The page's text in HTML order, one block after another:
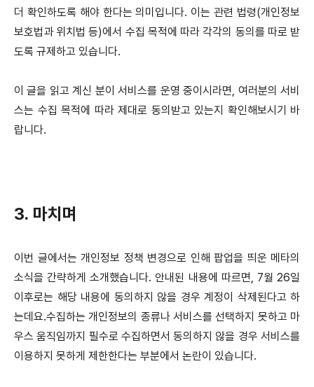
더 확인하도록 해야 한다는 의미입니다. 이는 관련 법령(개인정보
보호법과 위치법 등)에서 수집 목적에 따라 각각의 동의를 따로 받
도록 규제하고 있습니다.
이 글을 읽고 계신 분이 서비스를 운영 중이시라면, 여러분의 서비
스는 수집 목적에 따라 제대로 동의받고 있는지 확인해보시기 바
랍니다.
3. 마치며
이번 글에서는 개인정보 정책 변경으로 인해 팝업을 띄운 메타의
소식을 간략하게 소개했습니다. 안내된 내용에 따르면, 7월 26일
이후로는 해당 내용에 동의하지 않을 경우 계정이 삭제된다고 하
는데요.수집하는 개인정보의 종류나 서비스를 선택하지 못하고 마
우스 움직임까지 필수로 수집하면서 동의하지 않을 경우 서비스를
이용하지 못하게 제한한다는 부분에서 논란이 있습니다.